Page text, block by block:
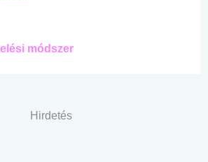
módszer
Hirdetés